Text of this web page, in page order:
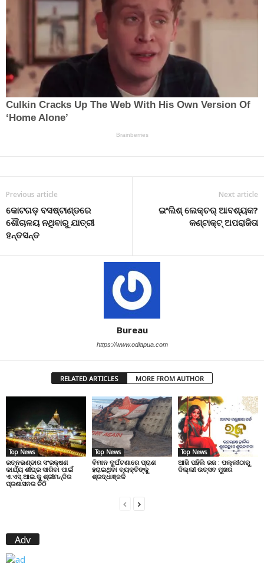
Previous article
କୋଟଗଡ଼ ବସଷ୍ଟାଣ୍ଡରେ
ଶୌଚାଳୟ ନଥିବାରୁ ଯାତ୍ରୀ
ହନ୍ତସନ୍ତ
Next article
ଇଂଲିଶ୍ ଲେକ୍ଚର୍ ଆବଶ୍ୟକ?
କଣ୍ଟାକ୍ଟ୍ ଅପରାଜିତା
Bureau
https://www.odiapua.com
RELATED ARTICLES MORE FROM AUTHOR
Top News
ରତ୍ନଭଣ୍ଡାର ସଂରକ୍ଷଣ
କାର୍ଯ୍ୟ ଶୀଘ୍ର ସାରିବା ପାଇଁ
ଏ.ଏସ୍.ଆଇ.କୁ ଶ୍ରୀମନ୍ଦିର
ପ୍ରଶାସନର ଚିଠି
Top News
ବିମାନ ଦୁର୍ଘଟଣାରେ ପ୍ରାଣ
ହରାଇଥିବା ବ୍ୟକ୍ତିଙ୍କୁ
ଶ୍ରଦ୍ଧାଞ୍ଜଳି
Top News
ଆଜି ପହିଲି ରଜ : ପଲ୍ଲୀଠାରୁ
ଦିଲ୍ଲୀ ଉତ୍ସବ ମୁଖର
Adv